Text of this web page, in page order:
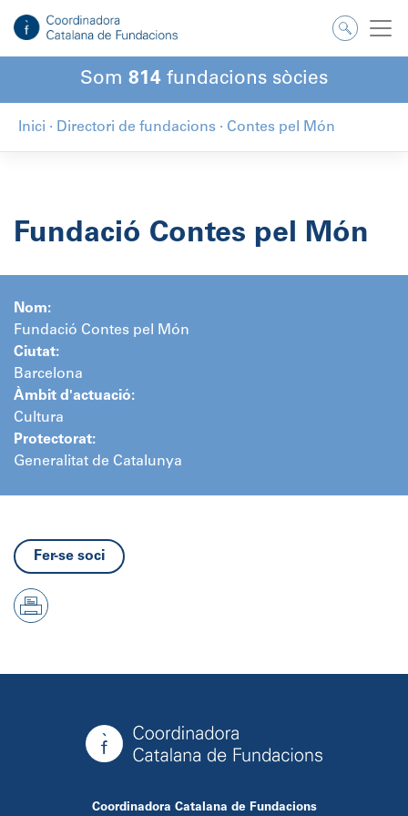
contingut
Som 814 fundacions sòcies
Inici · Directori de fundacions · Contes pel Món
Fundació Contes pel Món
Nom:
Fundació Contes pel Món
Ciutat:
Barcelona
Àmbit d'actuació:
Cultura
Protectorat:
Generalitat de Catalunya
Fer-se soci
Coordinadora Catalana de Fundacions